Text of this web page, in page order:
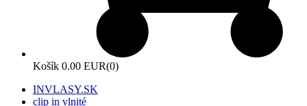
Košík 0.00 EUR(0)
INVLASY.SK
clip in vlnité